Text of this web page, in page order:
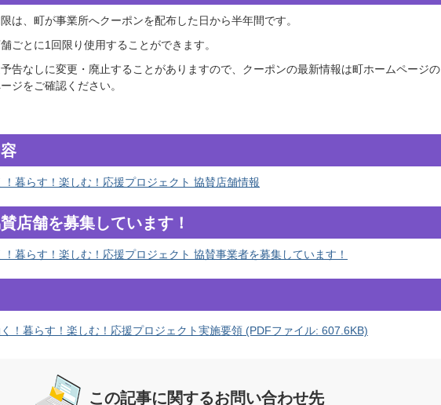
は、町が事業所へクーポンを配布した日から半年間です。
ごとに1回限り使用することができます。
告なしに変更・廃止することがありますので、クーポンの最新情報は町ホームページの
ジをご確認ください。
！暮らす！楽しむ！応援プロジェクト 協賛店舗情報
店舗を募集しています！
暮らす！楽しむ！応援プロジェクト 協賛事業者を募集しています！
！暮らす！楽しむ！応援プロジェクト実施要領 (PDFファイル: 607.6KB)
この記事に関するお問い合わせ先